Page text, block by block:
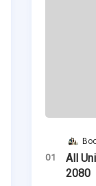
All
2080